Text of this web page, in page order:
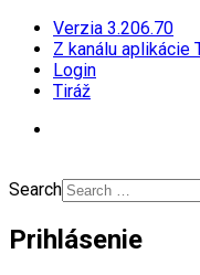
Verzia 3.206.70
Z kanálu aplikácie
Login
Tiráž
Search
Prihlásenie